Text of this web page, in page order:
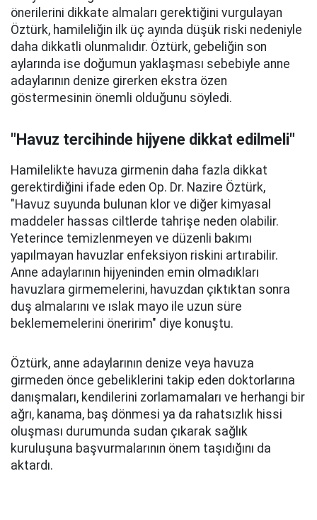
önerilerini dikkate almaları gerektiğini vurgulayan
Öztürk, hamileliğin ilk üç ayında düşük riski nedeniyle
daha dikkatli olunmalıdır. Öztürk, gebeliğin son
aylarında ise doğumun yaklaşması sebebiyle anne
adaylarının denize girerken ekstra özen
göstermesinin önemli olduğunu söyledi.
"Havuz tercihinde hijyene dikkat edilmeli"
Hamilelikte havuza girmenin daha fazla dikkat
gerektirdiğini ifade eden Op. Dr. Nazire Öztürk,
"Havuz suyunda bulunan klor ve diğer kimyasal
maddeler hassas ciltlerde tahrişe neden olabilir.
Yeterince temizlenmeyen ve düzenli bakımı
yapılmayan havuzlar enfeksiyon riskini artırabilir.
Anne adaylarının hijyeninden emin olmadıkları
havuzlara girmemelerini, havuzdan çıktıktan sonra
duş almalarını ve ıslak mayo ile uzun süre
beklememelerini öneririm" diye konuştu.
Öztürk, anne adaylarının denize veya havuza
girmeden önce gebeliklerini takip eden doktorlarına
danışmaları, kendilerini zorlamamaları ve herhangi bir
ağrı, kanama, baş dönmesi ya da rahatsızlık hissi
oluşması durumunda sudan çıkarak sağlık
kuruluşuna başvurmalarının önem taşıdığını da
aktardı.